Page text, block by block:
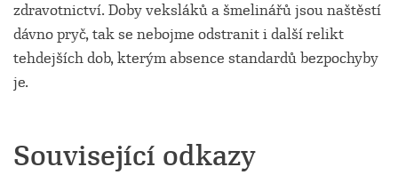
zdravotnictví. Doby veksláků a šmelinářů jsou naštěstí
dávno pryč, tak se nebojme odstranit i další relikt
tehdejších dob, kterým absence standardů bezpochyby
je.
Související odkazy